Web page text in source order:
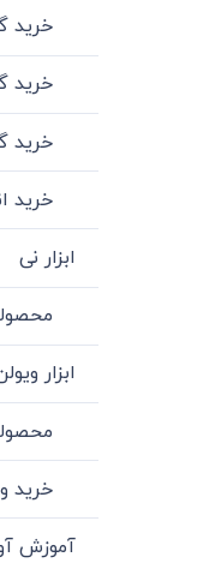
خرید
خرید
خرید
خرید
ابزار نی
ابزار
خرید
آموزش